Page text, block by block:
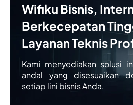
Wifiku Bisnis,
Berkecepatan
Layanan Teknis
Kami menyediakan solusi
andal yang disesuaikan
setiap lini bisnis Anda.